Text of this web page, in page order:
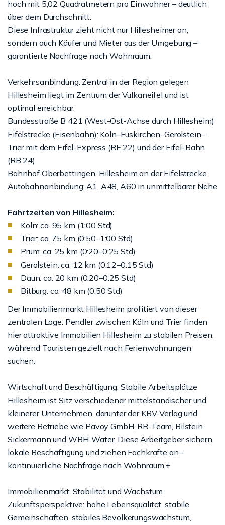
hoch mit 5,02 Quadratmetern pro Einwohner – deutlich
über dem Durchschnitt.
Diese Infrastruktur zieht nicht nur Hillesheimer an,
sondern auch Käufer und Mieter aus der Umgebung –
garantierte Nachfrage nach Wohnraum.
Verkehrsanbindung: Zentral in der Region gelegen
Hillesheim liegt im Zentrum der Vulkaneifel und ist
optimal erreichbar:
Bundesstraße B 421 (West-Ost-Achse durch Hillesheim)
Eifelstrecke (Eisenbahn): Köln–Euskirchen–Gerolstein–
Trier mit dem Eifel-Express (RE 22) und der Eifel-Bahn
(RB 24)
Bahnhof Oberbettingen-Hillesheim an der Eifelstrecke
Autobahnanbindung: A1, A48, A60 in unmittelbarer Nähe
Fahrtzeiten von Hillesheim:
Köln: ca. 95 km (1:00 Std)
Trier: ca. 75 km (0:50–1:00 Std)
Prüm: ca. 25 km (0:20–0:25 Std)
Gerolstein: ca. 12 km (0:12–0:15 Std)
Daun: ca. 20 km (0:20–0:25 Std)
Bitburg: ca. 48 km (0:50 Std)
Der Immobilienmarkt Hillesheim profitiert von dieser
zentralen Lage: Pendler zwischen Köln und Trier finden
hier attraktive Immobilien Hillesheim zu stabilen Preisen,
während Touristen gezielt nach Ferienwohnungen
suchen.
Wirtschaft und Beschäftigung: Stabile Arbeitsplätze
Hillesheim ist Sitz verschiedener mittelständischer und
kleinerer Unternehmen, darunter der KBV-Verlag und
weitere Betriebe wie Pavoy GmbH, RR-Team, Bilstein
Sickermann und WBH-Water. Diese Arbeitgeber sichern
lokale Beschäftigung und ziehen Fachkräfte an –
kontinuierliche Nachfrage nach Wohnraum.+
Immobilienmarkt: Stabilität und Wachstum
Zukunftsperspektive: hohe Lebensqualität, stabile
Gemeinschaften, stabiles Bevölkerungswachstum,